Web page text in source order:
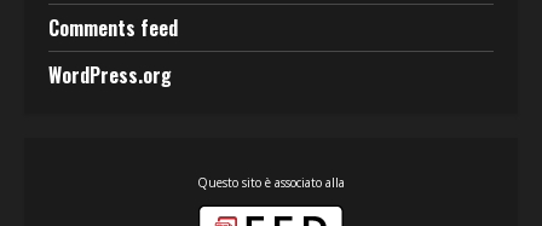
Comments feed
WordPress.org
Questo sito è associato alla